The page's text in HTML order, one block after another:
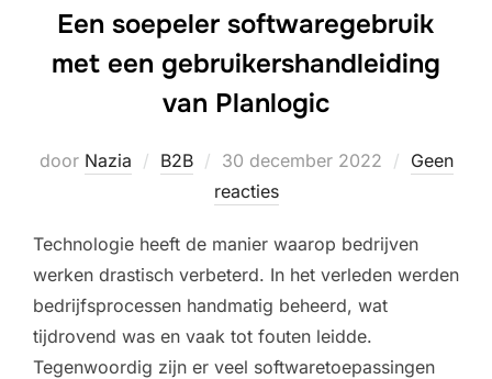
Een soepeler softwaregebruik
met een gebruikershandleiding
van Planlogic
door Nazia B2B
Geplaatst
op
30 december 2022
Geen
reacties
Technologie heeft de manier waarop bedrijven
werken drastisch verbeterd. In het verleden werden
bedrijfsprocessen handmatig beheerd, wat
tijdrovend was en vaak tot fouten leidde.
Tegenwoordig zijn er veel softwaretoepassingen